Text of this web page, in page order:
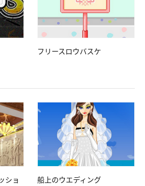
フリースロウバスケ
ショ
船上のウエディング